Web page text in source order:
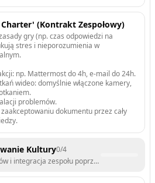
(Kontrakt Zespołowy)
gry (np. czas odpowiedzi na
stres i nieporozumienia w
np. Mattermost do 4h, e-mail do 24h.
wideo: domyślnie włączone kamery,
problemów.
zaakceptowaniu dokumentu przez cały
Kultury0/4
i integracja zespołu poprzez regularne